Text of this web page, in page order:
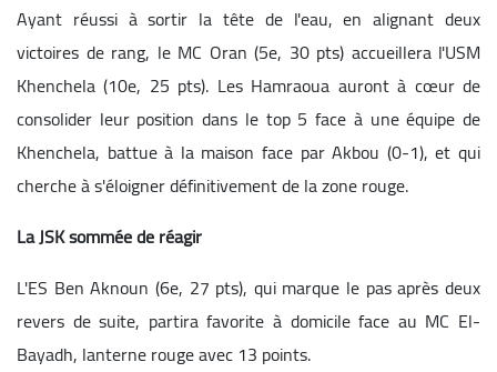
Ayant réussi à sortir la tête de l'eau, en alignant deux
victoires de rang, le MC Oran (5e, 30 pts) accueillera l'USM
Khenchela (10e, 25 pts). Les Hamraoua auront à cœur de
consolider leur position dans le top 5 face à une équipe de
Khenchela, battue à la maison face par Akbou (0-1), et qui
cherche à s'éloigner définitivement de la zone rouge.
La JSK sommée de réagir
L'ES Ben Aknoun (6e, 27 pts), qui marque le pas après deux
revers de suite, partira favorite à domicile face au MC El-
Bayadh, lanterne rouge avec 13 points.